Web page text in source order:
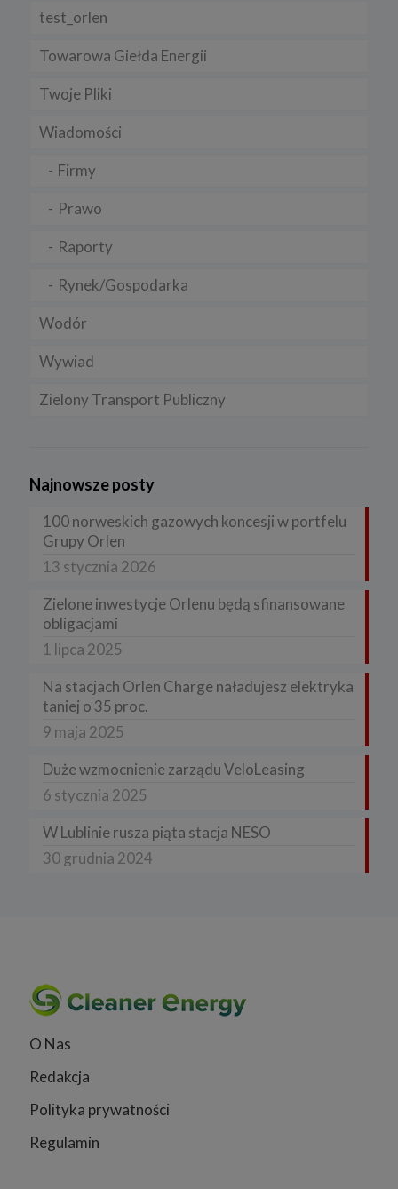
test_orlen
Towarowa Giełda Energii
Twoje Pliki
Wiadomości
Firmy
Prawo
Raporty
Rynek/Gospodarka
Wodór
Wywiad
Zielony Transport Publiczny
Najnowsze posty
100 norweskich gazowych koncesji w portfelu
Grupy Orlen
13 stycznia 2026
Zielone inwestycje Orlenu będą sfinansowane
obligacjami
1 lipca 2025
Na stacjach Orlen Charge naładujesz elektryka
taniej o 35 proc.
9 maja 2025
Duże wzmocnienie zarządu VeloLeasing
6 stycznia 2025
W Lublinie rusza piąta stacja NESO
30 grudnia 2024
O Nas
Redakcja
Polityka prywatności
Regulamin